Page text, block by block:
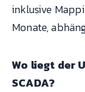
inklusive
Monate,
Wo liegt der
SCADA?